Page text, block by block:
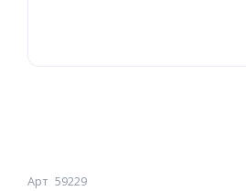
Арт 59229